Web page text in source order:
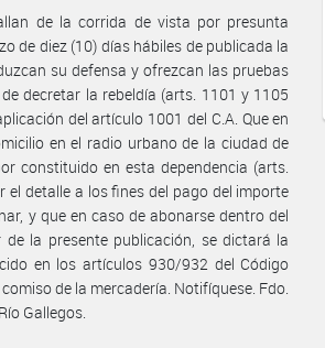
de la corrida de vista por presunta
de diez (10) días hábiles de publicada la
su defensa y ofrezcan las pruebas
decretar la rebeldía (arts. 1101 y 1105
del artículo 1001 del C.A. Que en
en el radio urbano de la ciudad de
constituido en esta dependencia (arts.
el detalle a los fines del pago del importe
y que en caso de abonarse dentro del
la presente publicación, se dictará la
en los artículos 930/932 del Código
de la mercadería. Notifíquese. Fdo.
Gallegos.